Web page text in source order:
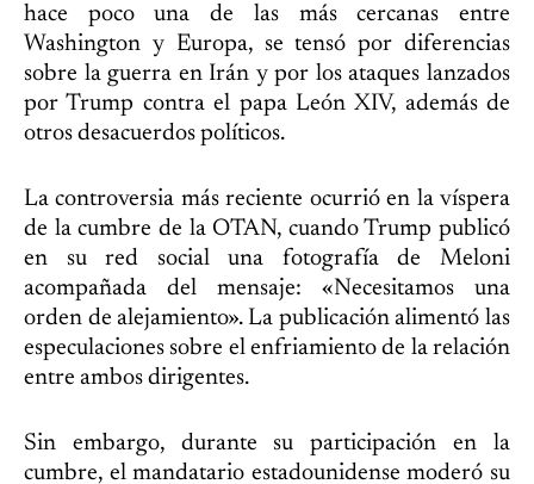
hace poco una de las más cercanas entre
Washington y Europa, se tensó por diferencias
sobre la guerra en Irán y por los ataques lanzados
por Trump contra el papa León XIV, además de
otros desacuerdos políticos.
La controversia más reciente ocurrió en la víspera
de la cumbre de la OTAN, cuando Trump publicó
en su red social una fotografía de Meloni
acompañada del mensaje: «Necesitamos una
orden de alejamiento». La publicación alimentó las
especulaciones sobre el enfriamiento de la relación
entre ambos dirigentes.
Sin embargo, durante su participación en la
cumbre, el mandatario estadounidense moderó su